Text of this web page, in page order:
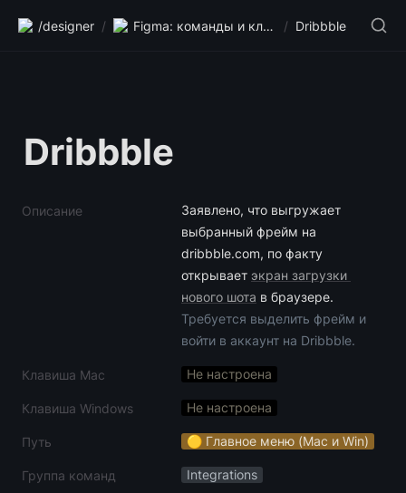
/designer / Figma: команды и клавиши / Dribbble
Dribbble
Описание
Заявлено, что выгружает
выбранный фрейм на
dribbble.com, по факту
открывает экран загрузки
нового шота
Требуется выделить фрейм и
войти в аккаунт на Dribbble.
Клавиша Mac Не настроена
Клавиша Windows Не настроена
Путь 🟡 Главное меню (Mac и Win)
Группа команд Integrations